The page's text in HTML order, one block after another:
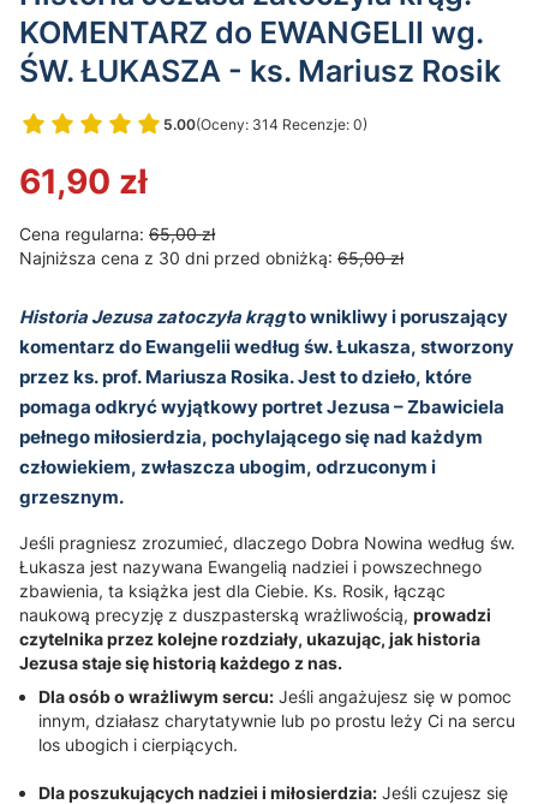
KOMENTARZ do EWANGELII wg.
ŚW. ŁUKASZA - ks. Mariusz Rosik
5.00(Oceny: 314 Recenzje: 0)
Przejdź do sekcji Opinie
61,90 zł
Cena regularna: 65,00 zł
Najniższa cena z 30 dni przed obniżką: 65,00 zł
Historia Jezusa zatoczyła krągto wnikliwy i poruszający
komentarz do Ewangelii według św. Łukasza, stworzony
przez ks. prof. Mariusza Rosika. Jest to dzieło, które
pomaga odkryć wyjątkowy portret Jezusa – Zbawiciela
pełnego miłosierdzia, pochylającego się nad każdym
człowiekiem, zwłaszcza ubogim, odrzuconym i
grzesznym.
Jeśli pragniesz zrozumieć, dlaczego Dobra Nowina według św.
Łukasza jest nazywana Ewangelią nadziei i powszechnego
zbawienia, ta książka jest dla Ciebie. Ks. Rosik, łącząc
naukową precyzję z duszpasterską wrażliwością, prowadzi
czytelnika przez kolejne rozdziały, ukazując, jak historia
Jezusa staje się historią każdego z nas.
Dla osób o wrażliwym sercu: Jeśli angażujesz się w pomoc
innym, działasz charytatywnie lub po prostu leży Ci na sercu
los ubogich i cierpiących.
Dla poszukujących nadziei i miłosierdzia: Jeśli czujesz się